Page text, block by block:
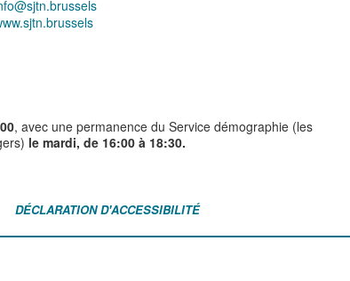
, avec une permanence du Service démographie (les
le mardi, de 16:00 à 18:30.
DÉCLARATION D'ACCESSIBILITÉ